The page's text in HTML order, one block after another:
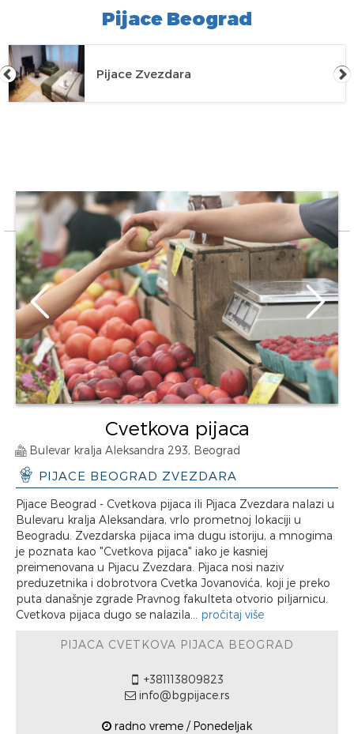
Pijace Beograd
Pijace Zvezdara
Cvetkova pijaca
Bulevar kralja Aleksandra 293, Beograd
PIJACE BEOGRAD ZVEZDARA
Pijace Beograd - Cvetkova pijaca ili Pijaca Zvezdara nalazi u
Bulevaru kralja Aleksandara, vrlo prometnoj lokaciji u
Beogradu. Zvezdarska pijaca ima dugu istoriju, a mnogima
je poznata kao "Cvetkova pijaca" iako je kasniej
preimenovana u Pijacu Zvezdara. Pijaca nosi naziv
preduzetnika i dobrotvora Cvetka Jovanovića, koji je preko
puta današnje zgrade Pravnog fakulteta otvorio piljarnicu.
Cvetkova pijaca dugo se nalazila... pročitaj više
PIJACA CVETKOVA PIJACA BEOGRAD
+381113809823
info@bgpijace.rs
radno vreme / Ponedeljak